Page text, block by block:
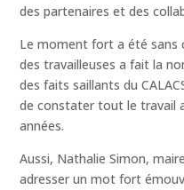
des partenaires et des
Le moment fort a été sans
des travailleuses a fait la
des faits saillants du
de constater tout le travail
années.
Aussi, Nathalie Simon,
adresser un mot fort